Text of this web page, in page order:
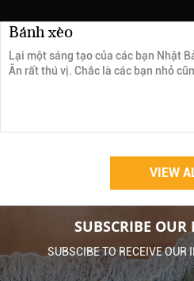
Bánh xèo
Lại một sáng tạo của các bạn Nhật
Ăn rất thú vị. Chắc là các bạn nhỏ
VIEW
SUBSCRIBE OUR
SUBSCIBE TO RECEIVE OUR